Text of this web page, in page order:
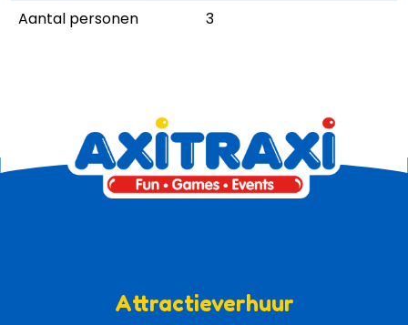
Aantal personen
3
Attractieverhuur